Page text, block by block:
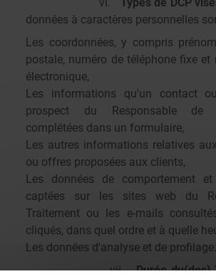
données à caractères personnelles
Les coordonnées, y compris
postale, numéro de téléphone fixe et
électronique,
Les informations qu'un contact
prospect du Responsable de
complétées dans un formulaire,
Les autres informations relatives
ou offres proposées aux clients,
Les données de comportement
captées sur les sites web du
Traitement ou les e-mails
cliqués, dans quel ordre et à quelle
Les données d'analyse et de profilage.
vii.Durée